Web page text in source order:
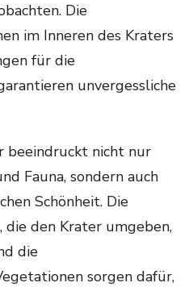
Die
im Inneren des Kraters
für die
unvergessliche
beeindruckt nicht nur
Fauna, sondern auch
Schönheit. Die
den Krater umgeben,
die
sorgen dafür,